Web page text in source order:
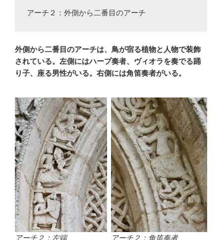
アーチ２：外側から二番目のアーチ
外側から二番目のアーチは、鳥が宿る植物と人物で装飾
されている。左側にはハープ奏者、ヴィオラを奏でる踊
り子、座る男性がいる。右側には角笛奏者がいる。
アーチ２：左端 アーチ２：角笛奏者